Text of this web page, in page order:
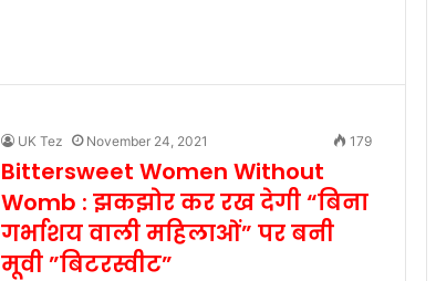
UK Tez November 24, 2021 179
Bittersweet Women Without
Womb : झकझोर कर रख देगी “बिना
गर्भाशय वाली महिलाओं” पर बनी
मूवी ”बिटरस्वीट”